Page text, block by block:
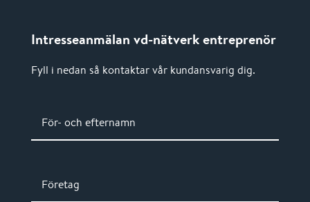
Intresseanmälan vd-nätverk entreprenör
Fyll i nedan så kontaktar vår kundansvarig dig.
För- och efternamn
Företag